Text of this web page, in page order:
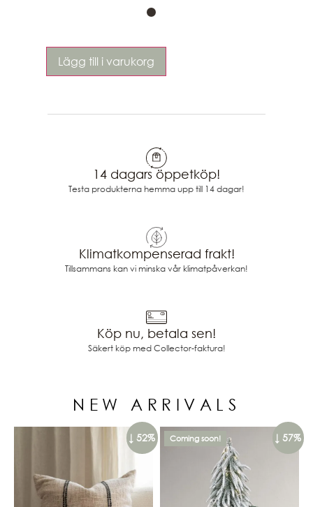
Lägg till i varukorg
14 dagars öppetköp!
Testa produkterna hemma upp till 14 dagar!
Klimatkompenserad frakt!
Tillsammans kan vi minska vår klimatpåverkan!
Köp nu, betala sen!
Säkert köp med Collector-faktura!
NEW ARRIVALS
↓ 52% Coming soon! ↓ 57%